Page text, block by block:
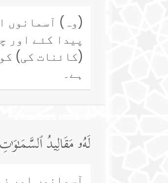
(وہ) آسمانوں
پیدا کئے اور
(کائنات کی)
ہے۔
لَهُۥ مَقَالِیدُ